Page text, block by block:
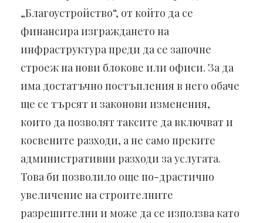
„Благоустройство“, от който да се
финансира изграждането на
инфраструктура преди да се започне
строеж на нови блокове или офиси. За да
има достатъчно постъпления в него обаче
ще се търсят и законови изменения,
които да позволят таксите да включват и
косвените разходи, а не само преките
административни разходи за услугата.
Това би позволило още по-драстично
увеличение на строителните
разрешителни и може да се използва като